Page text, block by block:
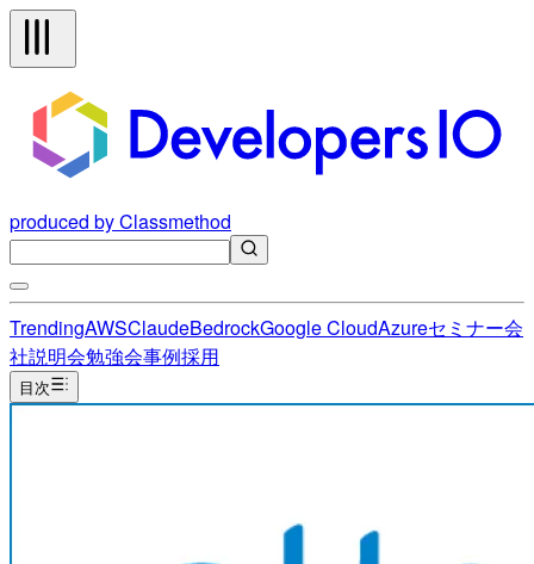
produced by Classmethod
TrendingAWSClaudeBedrockGoogle CloudAzureセミナー会
社説明会勉強会事例採用
目次